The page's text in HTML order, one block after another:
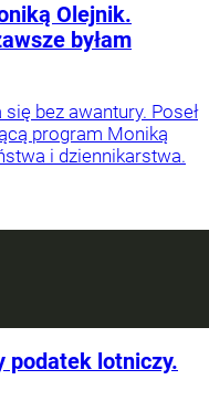
Olejnik.
byłam
się bez awantury. Poseł
program Moniką
i dziennikarstwa.
podatek lotniczy.